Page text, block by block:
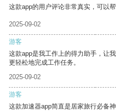
这款app的用户评论非常真实，可以
2025-09-02
游客
这款app是我工作上的得力助手，让
更轻松地完成工作任务。
2025-09-02
游客
这款加速器app简直是居家旅行必备